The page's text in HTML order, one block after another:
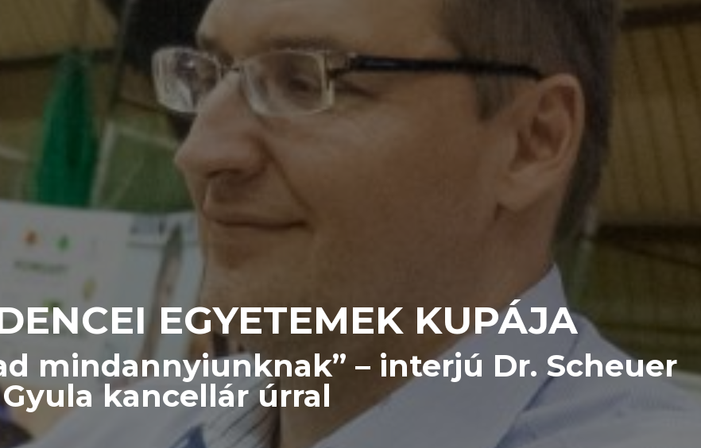
EGYETEMEK KUPÁJA
mindannyiunknak” – interjú Dr. Scheuer
Gyula kancellár úrral